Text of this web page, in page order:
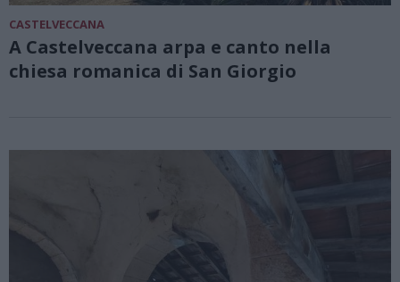
CASTELVECCANA
A Castelveccana arpa e canto nella
chiesa romanica di San Giorgio